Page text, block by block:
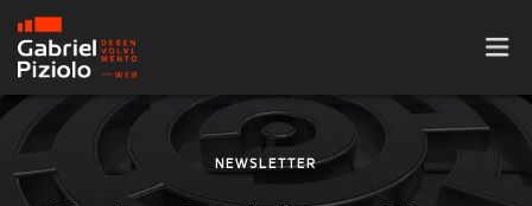
INÍCIO
NEWSLETTER